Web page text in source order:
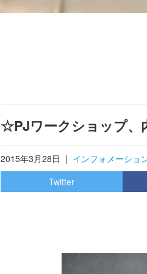
☆PJワークショップ、
2015年3月28日 | インフォメーショ
Twitter